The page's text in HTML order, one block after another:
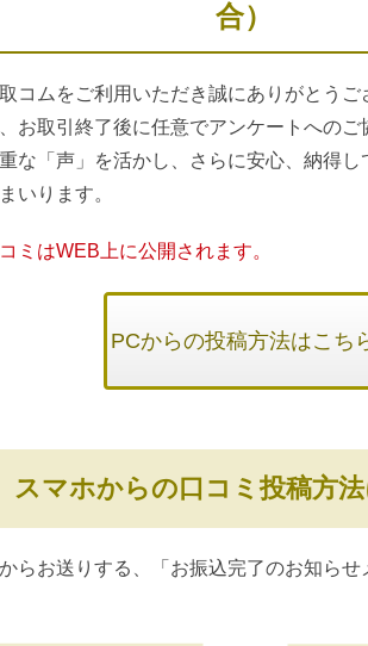
合）
コムをご利用いただき誠にありがとうご
お取引終了後に任意でアンケートへの
な「声」を活かし、さらに安心、納得
いります。
ミはWEB上に公開されます。
PCからの投稿方法はこち
スマホからの口コミ投稿方
らお送りする、「お振込完了のお知ら